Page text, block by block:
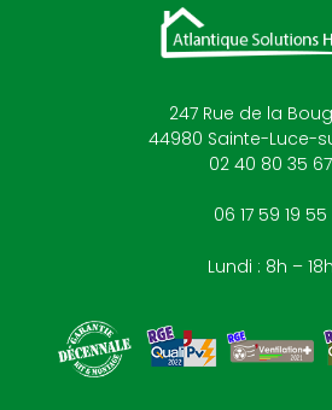
247 Rue de la
44980 Sainte-Luce-
02 40 80 35 67
06 17 59 19 55
Lundi : 8h – 18h